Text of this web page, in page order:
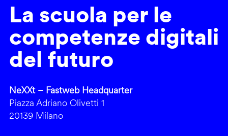
La scuola per le
competenze digitali
del futuro
NeXXt – Fastweb Headquarter
Piazza Adriano Olivetti 1
20139 Milano